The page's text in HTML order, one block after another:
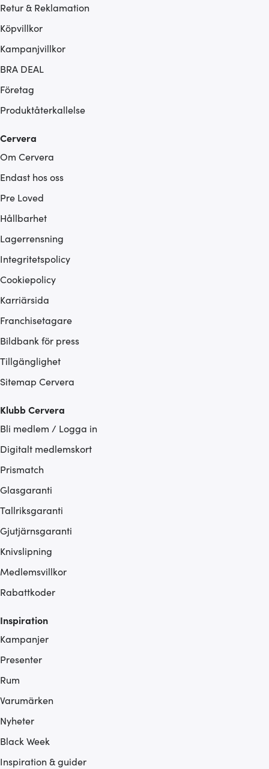
Retur & Reklamation
Köpvillkor
Kampanjvillkor
BRA DEAL
Företag
Produktåterkallelse
Cervera
Om Cervera
Endast hos oss
Pre Loved
Hållbarhet
Lagerrensning
Integritetspolicy
Cookiepolicy
Karriärsida
Franchisetagare
Bildbank för press
Tillgänglighet
Sitemap Cervera
Klubb Cervera
Bli medlem / Logga in
Digitalt medlemskort
Prismatch
Glasgaranti
Tallriksgaranti
Gjutjärnsgaranti
Knivslipning
Medlemsvillkor
Rabattkoder
Inspiration
Kampanjer
Presenter
Rum
Varumärken
Nyheter
Black Week
Inspiration & guider